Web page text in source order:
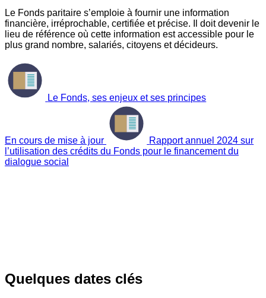
Le Fonds paritaire s’emploie à fournir une information
financière, irréprochable, certifiée et précise. Il doit devenir le
lieu de référence où cette information est accessible pour le
plus grand nombre, salariés, citoyens et décideurs.
Le Fonds, ses enjeux et ses principes
En cours de mise à jour
Rapport annuel 2024 sur
l’utilisation des crédits du Fonds pour le financement du
dialogue social
Quelques dates clés